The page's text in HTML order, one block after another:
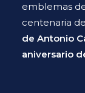
emblemas
centenaria
de Antonio
aniversario